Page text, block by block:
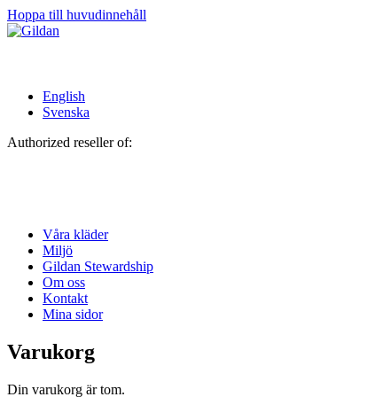
Hoppa till huvudinnehåll
English
Svenska
Authorized reseller of:
Våra kläder
Miljö
Gildan Stewardship
Om oss
Kontakt
Mina sidor
Varukorg
Din varukorg är tom.